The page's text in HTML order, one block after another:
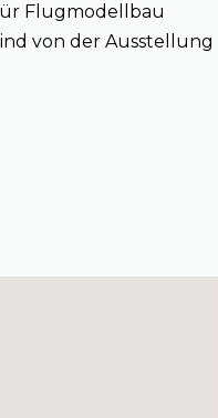
Flugmodellbau
von der Ausstellung